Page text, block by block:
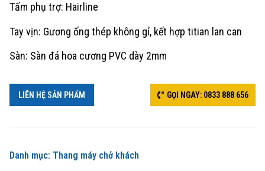
Tấm phụ trợ: Hairline
Tay vịn: Gương ống thép không gỉ, kết hợp titian lan can
Sàn: Sàn đá hoa cương PVC dày 2mm
LIÊN HỆ SẢN PHẨM GỌI NGAY: 0833 888 656
Danh mục: Thang máy chở khách